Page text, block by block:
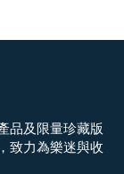
品及限量珍藏版
致力為樂迷與收